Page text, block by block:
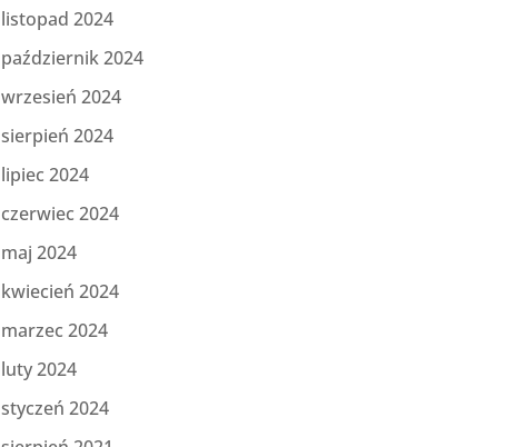
listopad 2024
październik 2024
wrzesień 2024
sierpień 2024
lipiec 2024
czerwiec 2024
maj 2024
kwiecień 2024
marzec 2024
luty 2024
styczeń 2024